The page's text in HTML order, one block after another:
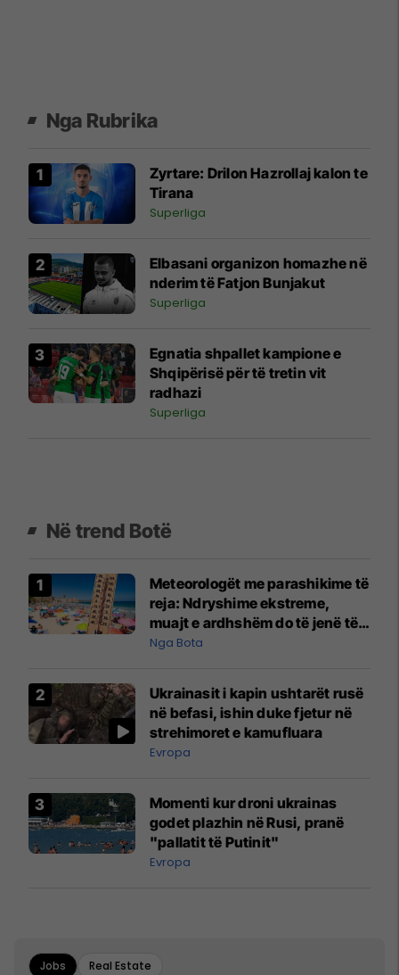
Nga Rubrika
Zyrtare: Drilon Hazrollaj kalon te
Tirana
Superliga
Elbasani organizon homazhe në
nderim të Fatjon Bunjakut
Superliga
Egnatia shpallet kampione e
Shqipërisë për të tretin vit
radhazi
Superliga
Në trend Botë
Meteorologët me parashikime të
reja: Ndryshime ekstreme,
muajt e ardhshëm do të jenë të
pazakontë
Nga Bota
Ukrainasit i kapin ushtarët rusë
në befasi, ishin duke fjetur në
strehimoret e kamufluara
Evropa
Momenti kur droni ukrainas
godet plazhin në Rusi, pranë
"pallatit të Putinit"
Evropa
Jobs Real Estate